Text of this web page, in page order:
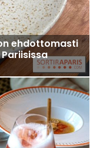
ehdottomasti